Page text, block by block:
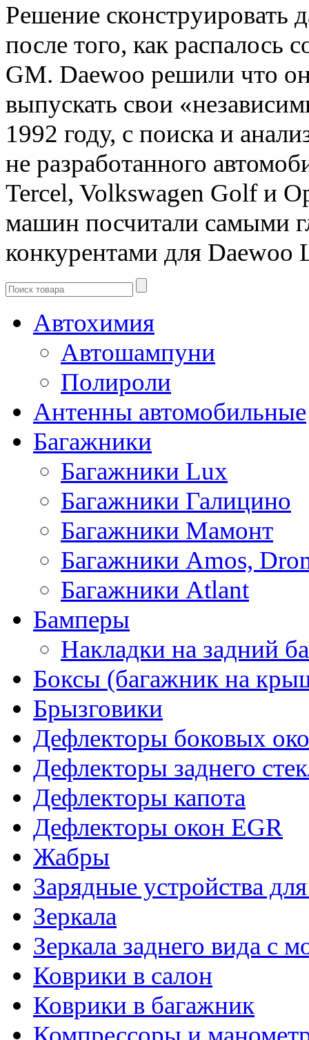
Решение сконструировать
после того, как распалось
GM. Daewoo решили что
выпускать свои
1992 году, с поиска и
не разработанного
Tercel, Volkswagen Golf и
машин посчитали самыми
конкурентами для Daewoo
Автохимия
Автошампуни
Полироли
Антенны автомобильные
Багажники
Багажники Lux
Багажники Галицино
Багажники Мамонт
Багажники Amos,
Багажники Atlant
Бамперы
Накладки на задний
Боксы (багажник на
Брызговики
Дефлекторы боковых
Дефлекторы заднего
Дефлекторы капота
Дефлекторы окон EGR
Жабры
Зарядные устройства
Зеркала
Зеркала заднего вида с
Коврики в салон
Коврики в багажник